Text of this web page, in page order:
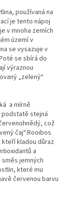
používaná na
je tento nápoj
v mnoha zemích
území v
se vysazuje v
se sbírá do
výraznou
„zelený“
a mírně
podstatě stejná
což
čaj“.Rooibos
kladou důraz
a
jemných
které mu
červenou barvu